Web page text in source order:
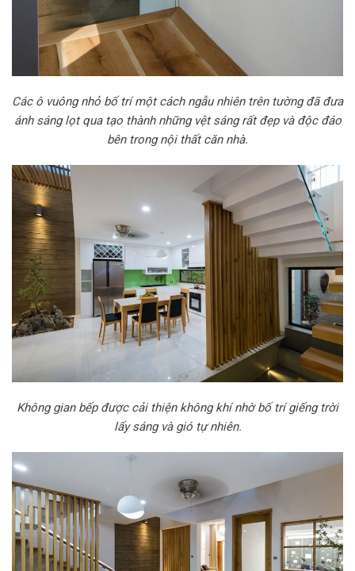
Các ô vuông nhỏ bố trí một cách ngẫu nhiên trên tường đã đưa
ánh sáng lọt qua tạo thành những vệt sáng rất đẹp và độc đáo
bên trong nội thất căn nhà.
Không gian bếp được cải thiện không khí nhờ bố trí giếng trời
lấy sáng và gió tự nhiên.